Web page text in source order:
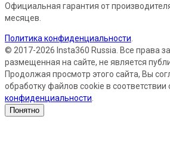
Официальная гарантия от
месяцев.
Политика конфиденциальности
© 2017-2026 Insta360 Russia. Все права
размещенная на сайте, не является
Продолжая просмотр этого сайта, Вы
обработку файлов cookie в соответствии
конфиденциальности
Понятно